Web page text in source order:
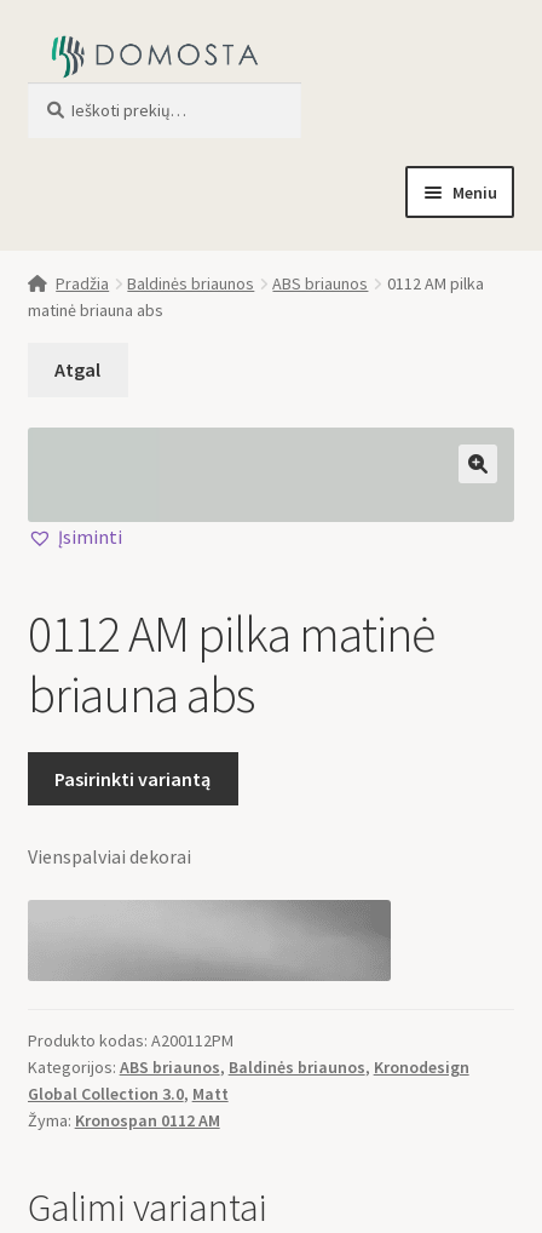
Meniu
Parduotuvė
Apie mus
Pradžia Baldinės briaunos ABS briaunos
0112 AM pilka
matinė briauna abs
Įsiminti
0112 AM pilka matinė
briauna abs
Pasirinkti variantą
Vienspalviai dekorai
Produkto kodas: A200112PM
Kategorijos: ABS briaunos, Baldinės briaunos, Kronodesign
Global Collection 3.0, Matt
Žyma: Kronospan 0112 AM
Galimi variantai